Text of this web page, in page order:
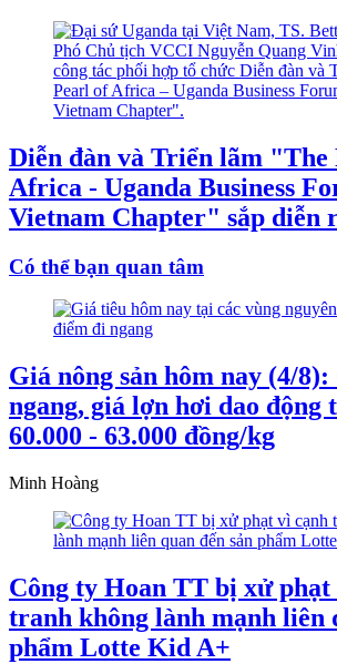
Diễn đàn và Triển lãm "The
Africa - Uganda Business
Vietnam Chapter" sắp diễn
Có thể bạn quan tâm
Giá nông sản hôm nay (4/
ngang, giá lợn hơi dao động
60.000 - 63.000 đồng/kg
Minh Hoàng
Công ty Hoan TT bị xử phạt
tranh không lành mạnh liên
phẩm Lotte Kid A+